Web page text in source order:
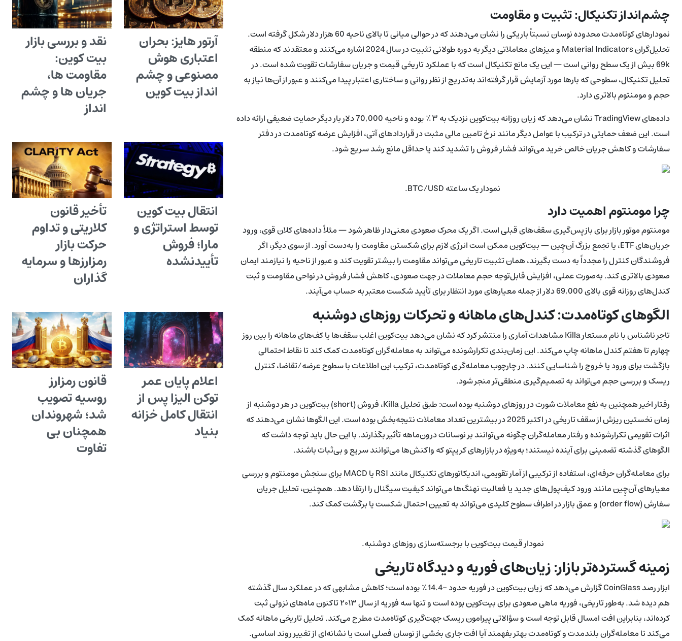
چشم‌انداز تکنیکال: تثبیت و مقاومت
نمودارهای کوتاه‌مدت محدوده نوسان نسبتاً باریکی را نشان می‌دهند که در حوالی میانی تا بالای ناحیه 60 هزار دلار شکل گرفته است.
تحلیل‌گران Material Indicators و میزهای معاملاتی دیگر به دوره طولانی تثبیت در سال 2024 اشاره می‌کنند و معتقدند که منطقه
69k بیش از یک سطح روانی است — این یک مانع تکنیکال است که با عملکرد تاریخی قیمت و جریان سفارشات تقویت شده است. در
تحلیل تکنیکال، سطوحی که بارها مورد آزمایش قرار گرفته‌اند به‌تدریج از نظر روانی و ساختاری اعتبار پیدا می‌کنند و عبور از آن‌ها نیاز به
حجم و مومنتوم بالاتری دارد.
داده‌های TradingView نشان می‌دهد که زیان روزانه بیت‌کوین نزدیک به ۳٪ بوده و ناحیه 70,000 دلار بار دیگر حمایت ضعیفی ارائه داده
است. این ضعف حمایتی در ترکیب با عوامل دیگر مانند نرخ تامین مالی مثبت در قراردادهای آتی، افزایش عرضه کوتاه‌مدت در دفتر
سفارشات و کاهش جریان خالص خرید می‌تواند فشار فروش را تشدید کند یا حداقل مانع رشد سریع شود.
نمودار یک ساعته BTC/USD.
چرا مومنتوم اهمیت دارد
مومنتوم موتور بازار برای بازپس‌گیری سقف‌های قبلی است. اگر یک محرک صعودی معنی‌دار ظاهر شود — مثلاً داده‌های کلان قوی، ورود
جریان‌های ETF، یا تجمع بزرگ آن‌چِین — بیت‌کوین ممکن است انرژی لازم برای شکستن مقاومت را به‌دست آورد. از سوی دیگر، اگر
فروشندگان کنترل را مجدداً به دست بگیرند، همان تثبیت تاریخی می‌تواند مقاومت را بیشتر تقویت کند و عبور از ناحیه را نیازمند ایمان
صعودی بالاتری کند. به‌صورت عملی، افزایش قابل‌توجه حجم معاملات در جهت صعودی، کاهش فشار فروش در نواحی مقاومت و ثبت
کندل‌های روزانه قوی بالای 69,000 دلار از جمله معیارهای مورد انتظار برای تأیید شکست معتبر به حساب می‌آیند.
الگوهای کوتاه‌مدت: کندل‌های ماهانه و تحرکات روزهای دوشنبه
تاجر ناشناس با نام مستعار Killa مشاهدات آماری را منتشر کرد که نشان می‌دهد بیت‌کوین اغلب سقف‌ها یا کف‌های ماهانه را بین روز
چهارم تا هفتم کندل ماهانه چاپ می‌کند. این زمان‌بندی تکرارشونده می‌تواند به معامله‌گران کوتاه‌مدت کمک کند تا نقاط احتمالی
بازگشت برای ورود یا خروج را شناسایی کنند. در چارچوب معامله‌گری کوتاه‌مدت، ترکیب این اطلاعات با سطوح عرضه/تقاضا، کنترل
ریسک و بررسی حجم می‌تواند به تصمیم‌گیری منطقی‌تر منجر شود.
رفتار اخیر همچنین به نفع معاملات شورت در روزهای دوشنبه بوده است: طبق تحلیل Killa، فروش (short) بیت‌کوین در هر دوشنبه از
زمان نخستین ریزش از سقف تاریخی در اکتبر 2025 در بیشترین تعداد معاملات نتیجه‌بخش بوده است. این الگوها نشان می‌دهند که
اثرات تقویمی تکرارشونده و رفتار معامله‌گران چگونه می‌توانند بر نوسانات درون‌ماهه تأثیر بگذارند. با این حال باید توجه داشت که
الگوهای گذشته تضمینی برای آینده نیستند؛ به‌ویژه در بازارهای کریپتو که واکنش‌ها می‌توانند سریع و بی‌ثبات باشند.
برای معامله‌گران حرفه‌ای، استفاده از ترکیبی از آمار تقویمی، اندیکاتورهای تکنیکال مانند RSI یا MACD برای سنجش مومنتوم و بررسی
معیارهای آن‌چِین مانند ورود کیف‌پول‌های جدید یا فعالیت نهنگ‌ها می‌تواند کیفیت سیگنال را ارتقا دهد. همچنین، تحلیل جریان
سفارش (order flow) و عمق بازار در اطراف سطوح کلیدی می‌تواند به تعیین احتمال شکست یا برگشت کمک کند.
نمودار قیمت بیت‌کوین با برجسته‌سازی روزهای دوشنبه.
زمینه گسترده‌تر بازار: زیان‌های فوریه و دیدگاه تاریخی
ابزار رصد CoinGlass گزارش می‌دهد که زیان بیت‌کوین در فوریه حدود -14.4٪ بوده است؛ کاهش مشابهی که در عملکرد سال گذشته
هم دیده شد. به‌طور تاریخی، فوریه ماهی صعودی برای بیت‌کوین بوده است و تنها سه فوریه از سال ۲۰۱۳ تاکنون ماه‌های نزولی ثبت
کرده‌اند، بنابراین افت امسال قابل توجه است و سؤالاتی پیرامون ریسک جهت‌گیری کوتاه‌مدت مطرح می‌کند. تحلیل تاریخی ماهانه کمک
می‌کند تا معامله‌گران بلندمدت و کوتاه‌مدت بهتر بفهمند آیا افت جاری بخشی از نوسان فصلی است یا نشانه‌ای از تغییر روند اساسی.
آرتور هایز: بحران
اعتباری هوش
مصنوعی و چشم
انداز بیت کوین
نقد و بررسی بازار
بیت کوین:
مقاومت ها،
جریان ها و چشم
انداز
انتقال بیت کوین
توسط استراتژی و
مارا؛ فروش
تأییدنشده
تأخیر قانون
کلاریتی و تداوم
حرکت بازار
رمزارزها و سرمایه
گذاران
اعلام پایان عمر
توکن الیزا پس از
انتقال کامل خزانه
بنیاد
قانون رمزارز
روسیه تصویب
شد؛ شهروندان
همچنان بی
تفاوت